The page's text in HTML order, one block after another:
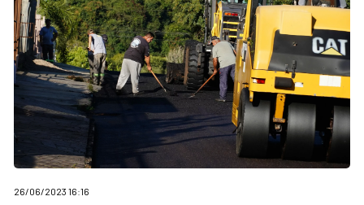
26/06/2023 16:16